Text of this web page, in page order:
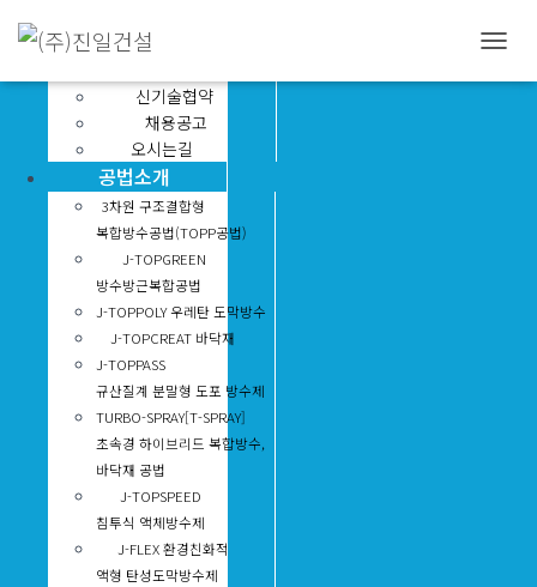
비
신기술협약
채용공고
오시는길
공법소개
3차원 구조결합형
복합방수공법(TOPP공법)
J-TOPGREEN
방수방근복합공법
J-TOPPOLY 우레탄 도막방수
J-TOPCREAT 바닥재
J-TOPPASS
규산질계 분말형 도포 방수제
TURBO-SPRAY[T-SPRAY]
초속경 하이브리드 복합방수,
바닥재 공법
J-TOPSPEED
침투식 액체방수제
J-FLEX 환경친화적
액형 탄성도막방수제